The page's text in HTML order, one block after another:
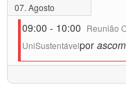
07. Agosto
09:00 - 10:00 Reunião
UniSustentávelpor ascom